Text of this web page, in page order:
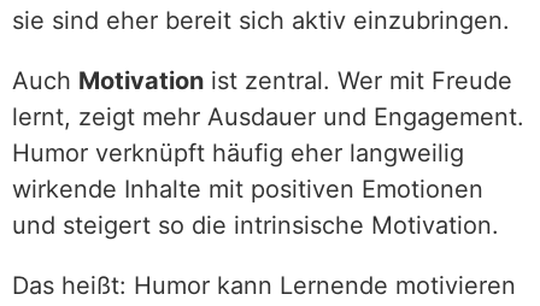
sie sind eher bereit sich aktiv einzubringen.
Auch Motivation ist zentral. Wer mit Freude
lernt, zeigt mehr Ausdauer und Engagement.
Humor verknüpft häufig eher langweilig
wirkende Inhalte mit positiven Emotionen
und steigert so die intrinsische Motivation.
Das heißt: Humor kann Lernende motivieren